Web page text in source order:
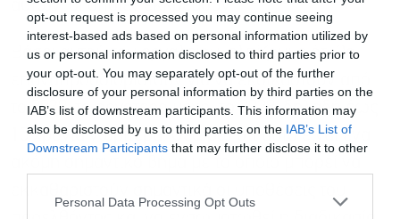
opt-out request is processed you may continue seeing
interest-based ads based on personal information utilized by
us or personal information disclosed to third parties prior to
your opt-out. You may separately opt-out of the further
disclosure of your personal information by third parties on the
IAB’s list of downstream participants. This information may
also be disclosed by us to third parties on the IAB’s List of
Downstream Participants that may further disclose it to other
Personal Data Processing Opt Outs
αυτών, οι οποίες εκκρεμούν.
Βάσει αυτού του εργαλείου, ελπίζουμε ότι θα
επαναπροσδιοριστούν για να εκδικαστούν από
το 2038, το αργότερο μέχρι το 2028, δηλαδή έως
10 χρόνια νωρίτερα. Θεωρώ ότι αυτό είναι ένα